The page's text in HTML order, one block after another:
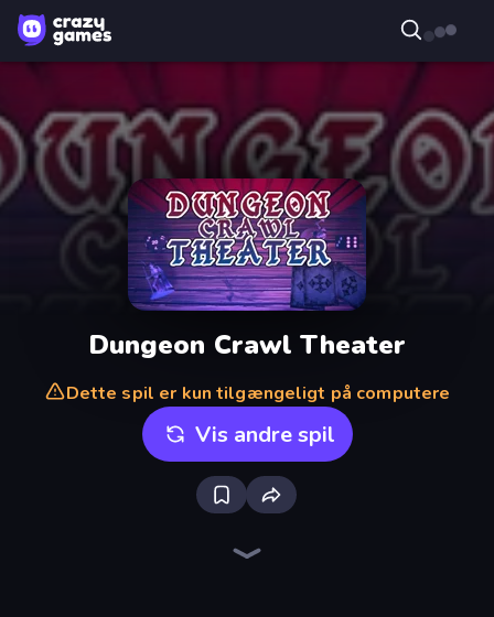
Dungeon Crawl Theater
Dette spil er kun tilgængeligt på computere
Vis andre spil